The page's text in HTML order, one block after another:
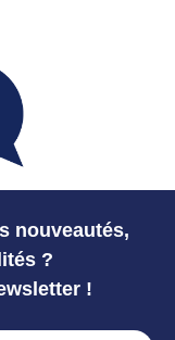
nouveautés,
?
!